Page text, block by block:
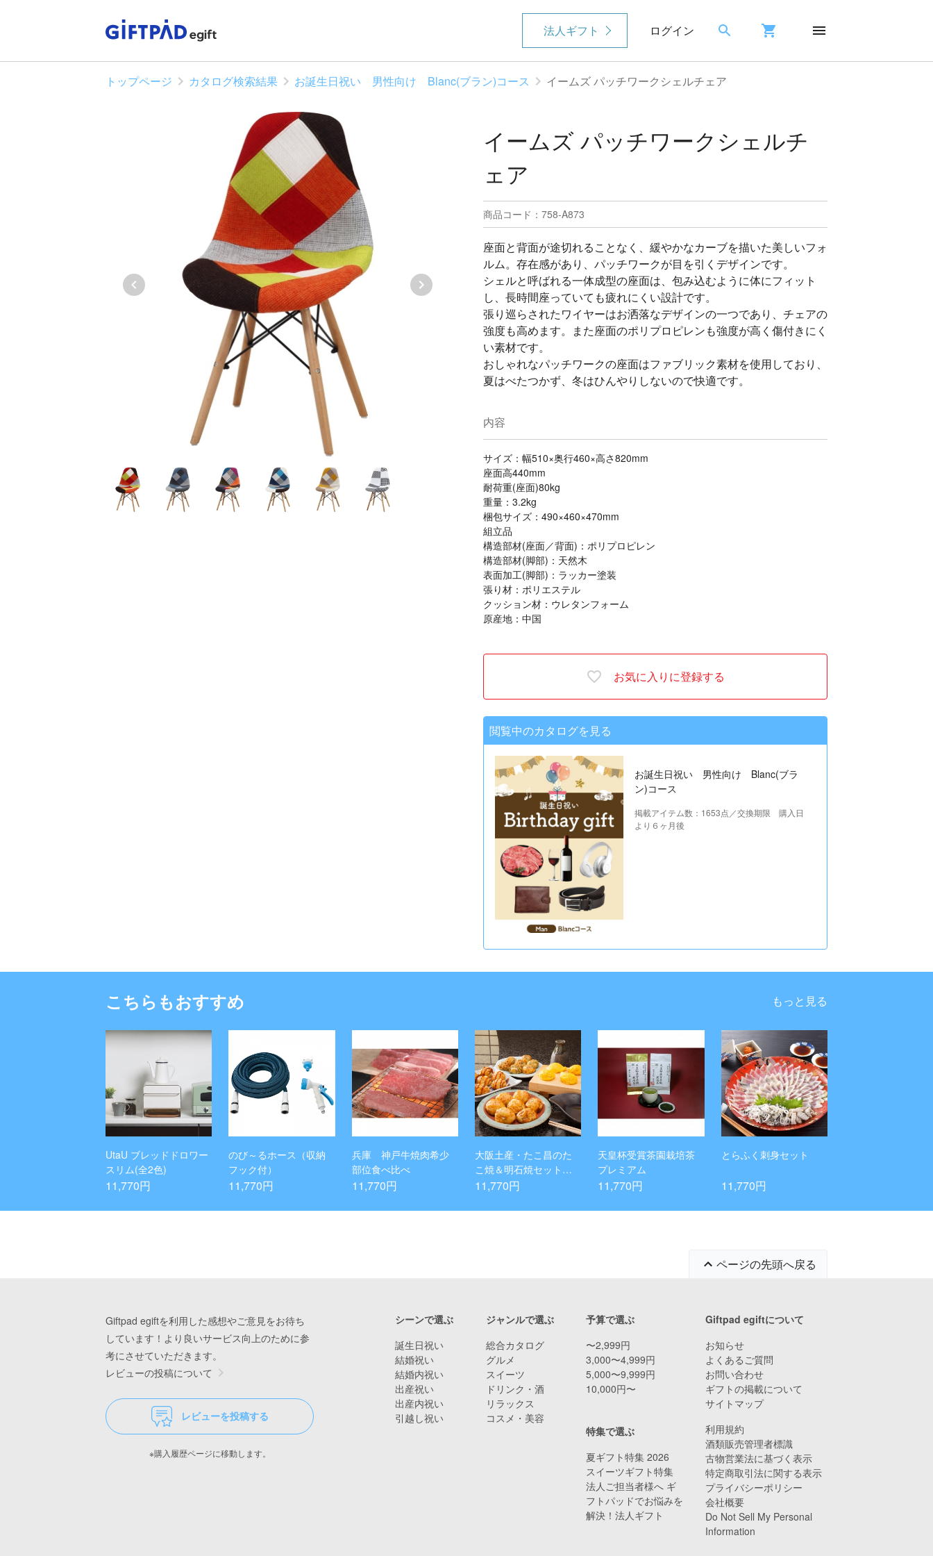
法人ギフト ログイン
トップページ カタログ検索結果 お誕生日祝い 男性向け Blanc(ブラン)コース イームズ パッチワークシェルチェア
イームズ パッチワークシェルチ
ェア
商品コード：758-A873
座面と背面が途切れることなく、緩やかなカーブを描いた美しいフォ
ルム。存在感があり、パッチワークが目を引くデザインです。
シェルと呼ばれる一体成型の座面は、包み込むように体にフィット
し、長時間座っていても疲れにくい設計です。
張り巡らされたワイヤーはお洒落なデザインの一つであり、チェアの
強度も高めます。また座面のポリプロピレンも強度が高く傷付きにく
い素材です。
おしゃれなパッチワークの座面はファブリック素材を使用しており、
夏はべたつかず、冬はひんやりしないので快適です。
内容
サイズ：幅510×奥行460×高さ820mm
座面高440mm
耐荷重(座面)80kg
重量：3.2kg
梱包サイズ：490×460×470mm
組立品
構造部材(座面／背面)：ポリプロピレン
構造部材(脚部)：天然木
表面加工(脚部)：ラッカー塗装
張り材：ポリエステル
クッション材：ウレタンフォーム
原産地：中国
お気に入りに登録する
閲覧中のカタログを見る
お誕生日祝い 男性向け Blanc(ブラ
ン)コース
掲載アイテム数：1653点／交換期限 購入日
より６ヶ月後
こちらもおすすめ もっと見る
UtaU ブレッドドロワー
スリム(全2色)
11,770円
のび～るホース（収納
フック付）
11,770円
兵庫 神戸牛焼肉希少
部位食べ比べ
11,770円
大阪土産・たこ昌のた
こ焼＆明石焼セット
（計6箱 79個入り）
11,770円
天皇杯受賞茶園栽培茶
プレミアム
11,770円
とらふく刺身セット
11,770円
ページの先頭へ戻る
Giftpad egiftを利用した感想やご意見をお待ち
しています！より良いサービス向上のために参
考にさせていただきます。
レビューの投稿について
レビューを投稿する
※購入履歴ページに移動します。
シーンで選ぶ
誕生日祝い
結婚祝い
結婚内祝い
出産祝い
出産内祝い
引越し祝い
予算で選ぶ
〜2,999円
3,000〜4,999円
5,000〜9,999円
10,000円〜
ジャンルで選ぶ
総合カタログ
グルメ
スイーツ
ドリンク・酒
リラックス
コスメ・美容
特集で選ぶ
夏ギフト特集 2026
スイーツギフト特集
法人ご担当者様へ ギ
フトパッドでお悩みを
解決！法人ギフト
Giftpad egiftについて
お知らせ
よくあるご質問
お問い合わせ
ギフトの掲載について
サイトマップ
利用規約
酒類販売管理者標識
古物営業法に基づく表示
特定商取引法に関する表示
プライバシーポリシー
会社概要
Do Not Sell My Personal
Information